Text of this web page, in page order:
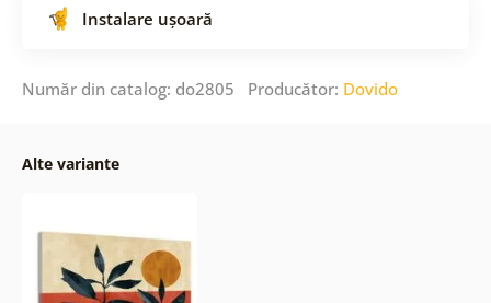
Instalare ușoară
Număr din catalog: do2805 Producător: Dovido
Alte variante